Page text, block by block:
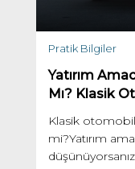
Pratik Bilgiler
Yatırım
Mı? Klasik
Klasik
mi?Yatırım